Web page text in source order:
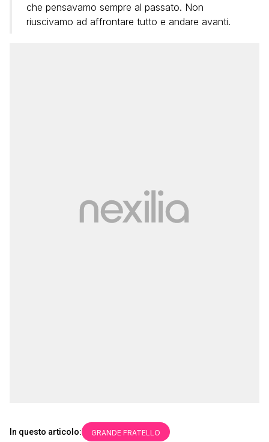
che pensavamo sempre al passato. Non
riuscivamo ad affrontare tutto e andare avanti.
In questo articolo: GRANDE FRATELLO